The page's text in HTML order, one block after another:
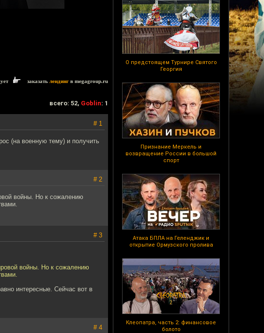
О предстоящем Турнире Святого
Георгия
Признание Меркель и
возвращение России в большой
спорт
Атака БПЛА на Геленджик и
открытие Ормузского пролива
Клеопатра, часть 2: финансовое
болото
заказать лендинг в megagroup.ru
всего: 52, Goblin: 1
# 1
(на военную тему) и получить
# 2
войны. Но к сожалению
# 3
войны. Но к сожалению
интересные. Сейчас вот в
# 4